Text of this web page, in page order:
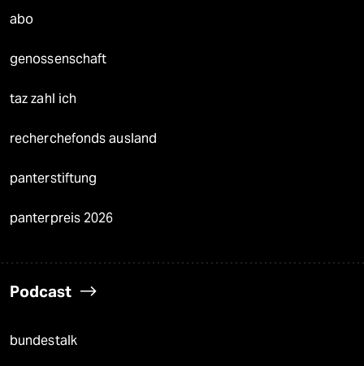
abo
genossenschaft
taz zahl ich
recherchefonds ausland
panterstiftung
panterpreis 2026
Podcast
bundestalk